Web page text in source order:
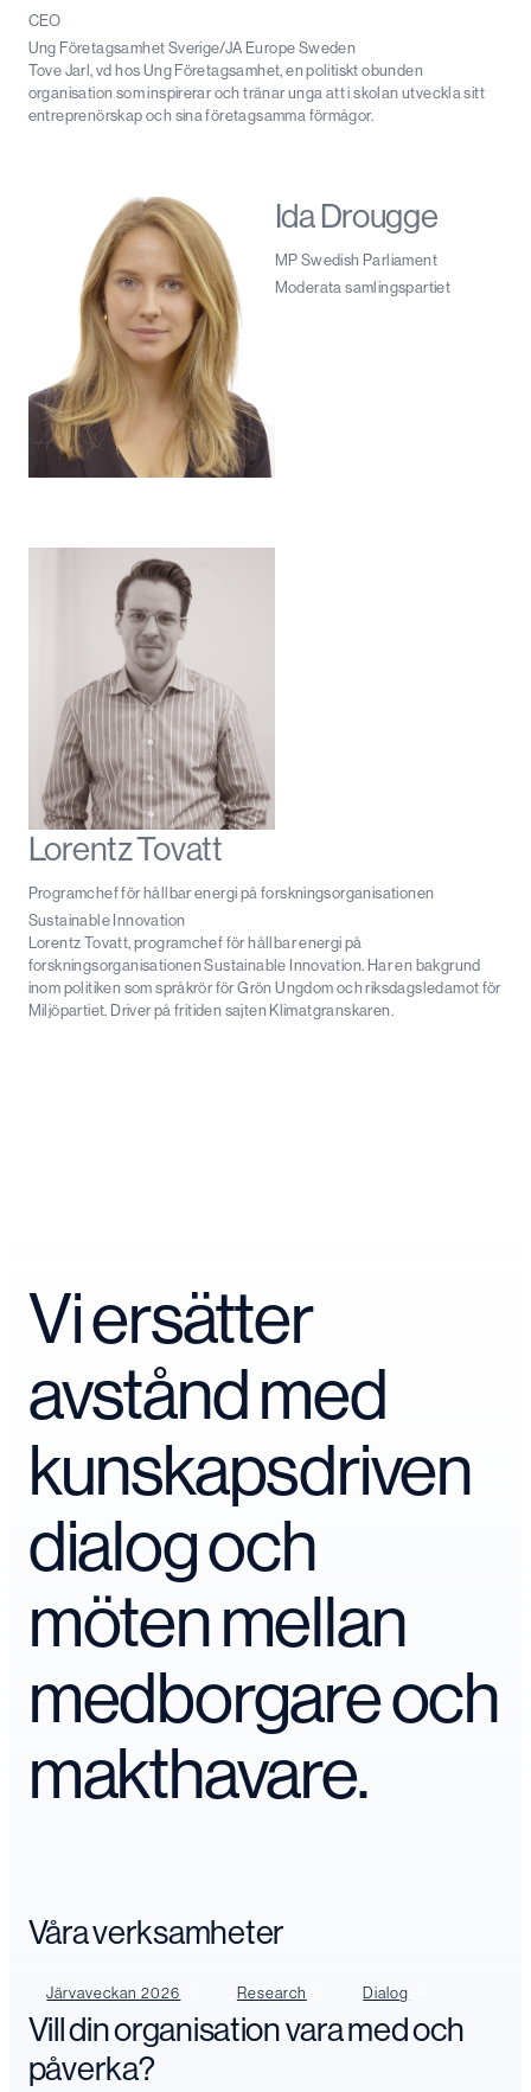
CEO
Ung Företagsamhet Sverige/JA Europe Sweden
Tove Jarl, vd hos Ung Företagsamhet, en politiskt obunden
organisation som inspirerar och tränar unga att i skolan utveckla sitt
entreprenörskap och sina företagsamma förmågor.
Ida Drougge
MP Swedish Parliament
Moderata samlingspartiet
Lorentz Tovatt
Programchef för hållbar energi på forskningsorganisationen
Sustainable Innovation
Lorentz Tovatt, programchef för hållbar energi på
forskningsorganisationen Sustainable Innovation. Har en bakgrund
inom politiken som språkrör för Grön Ungdom och riksdagsledamot för
Miljöpartiet. Driver på fritiden sajten Klimatgranskaren.
Vi ersätter
avstånd med
kunskapsdriven
dialog och
möten mellan
medborgare och
makthavare.
Våra verksamheter
Järvaveckan 2026 Research Dialog
Vill din organisation vara med och
påverka?